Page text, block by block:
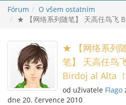
Fórum
O všem ostatním
★ 【网络系列随笔】 天高任鸟飞
★ 【网络系列
笔】 天高任鸟
Birdoj al Alta ！
od uživatele Flago
dne 20. července 2010